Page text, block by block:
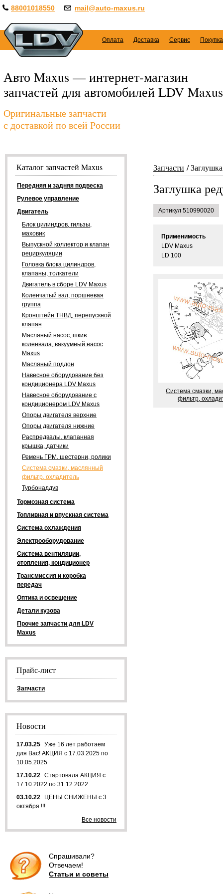
88001018550 mail@auto-maxus.ru
Оплата Доставка Сервис
Авто Maxus — интернет-магазин
запчастей для автомобилей LDV Maxus
Оригинальные запчасти
с доставкой по всей России
Запчасти
Заглушка
Артикул 510990020
Применимость
LDV Maxus
LD 100
Система смазки,
фильтр,
Каталог запчастей Maxus
Передняя и задняя подвеска
Рулевое управление
Двигатель
Блок цилиндров, гильзы,
маховик
Выпускной коллектор и клапан
рециркуляции
Головка блока цилиндров,
клапаны, толкатели
Двигатель в сборе LDV Maxus
Коленчатый вал, поршневая
группа
Кронштейн ТНВД, перепускной
клапан
Масляный насос, шкив
коленвала, вакуумный насос
Maxus
Масляный поддон
Навесное оборудование без
кондиционера LDV Maxus
Навесное оборудование с
кондиционером LDV Maxus
Опоры двигателя верхние
Опоры двигателя нижние
Распредвалы, клапанная
крышка, датчики
Ремень ГРМ, шестерни, ролики
Система смазки, маслянный
фильтр, охладитель
Турбонаддув
Тормозная система
Топливная и впускная система
Система охлаждения
Электрооборудование
Система вентиляции,
отопления, кондиционер
Трансмиссия и коробка
передач
Оптика и освещение
Детали кузова
Прочие запчасти для LDV
Maxus
Прайс-лист
Запчасти
Новости
17.03.25 Уже 16 лет работаем
для Вас! АКЦИЯ с 17.03.2025 по
10.05.2025
17.10.22 Стартовала АКЦИЯ с
17.10.2022 по 31.12.2022
03.10.22
ЦЕНЫ СНИЖЕНЫ с 3
октября !!!
Все новости
Спрашивали?
Отвечаем!
Статьи и советы